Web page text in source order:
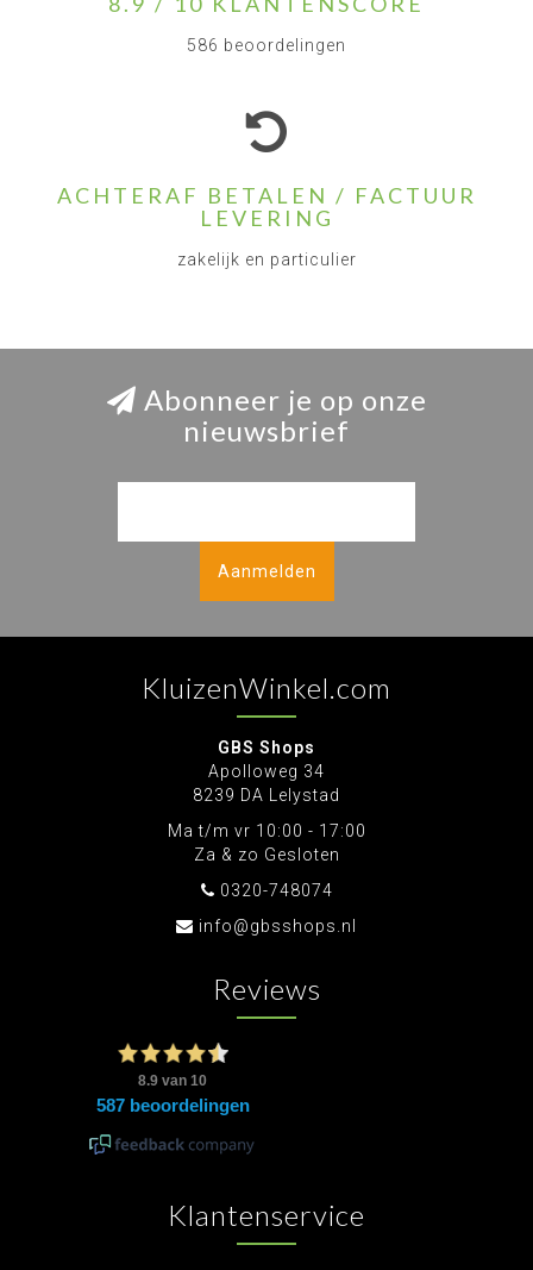
586 beoordelingen
ACHTERAF BETALEN / FACTUUR
LEVERING
zakelijk en particulier
Abonneer je op onze
nieuwsbrief
Aanmelden
KluizenWinkel.com
GBS Shops
Apolloweg 34
8239 DA Lelystad
Ma t/m vr 10:00 - 17:00
Za & zo Gesloten
0320-748074
info@gbsshops.nl
Reviews
Klantenservice